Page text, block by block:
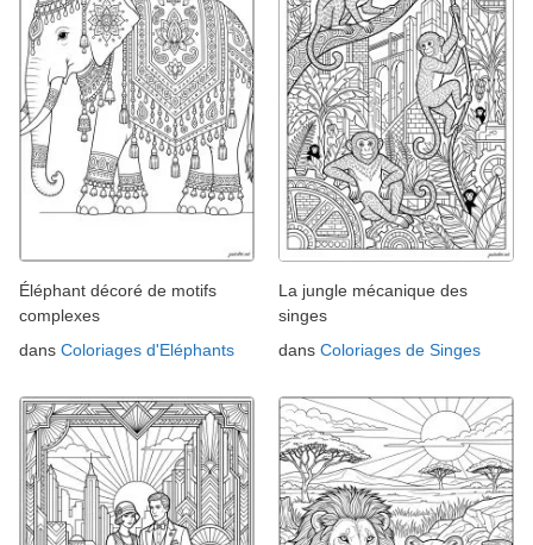
Éléphant décoré de motifs
complexes
dans Coloriages d'Eléphants
La jungle mécanique des
singes
dans Coloriages de Singes